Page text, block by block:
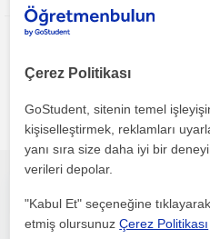
İlgini çekebilecek diğer
Çerez Politikası
GoStudent, sitenin temel
kişiselleştirmek, reklamları
yanı sıra size daha iyi bir
verileri depolar.
"Kabul Et" seçeneğine
etmiş olursunuzÇerez Politikası